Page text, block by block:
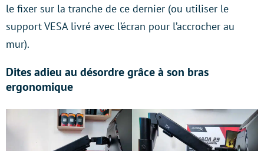
le fixer sur la tranche de ce dernier (ou utiliser le
support VESA livré avec l’écran pour l’accrocher au
mur).
Dites adieu au désordre grâce à son bras
ergonomique